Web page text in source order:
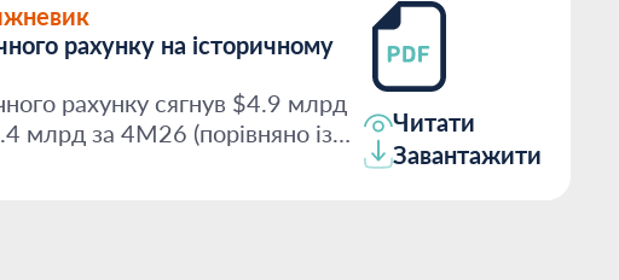
рахунку на історичному
рахунку сягнув $4.9 млрд
млрд за 4М26 (порівняно із
Читати
Завантажити